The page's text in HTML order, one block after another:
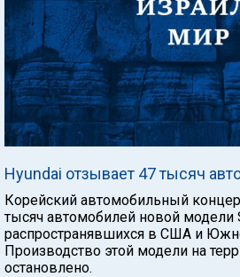
Hyundai отзывает 47 тысяч
Корейский автомобильный
тысяч автомобилей новой модели
распространявшихся в США и
Производство этой модели на
остановлено.